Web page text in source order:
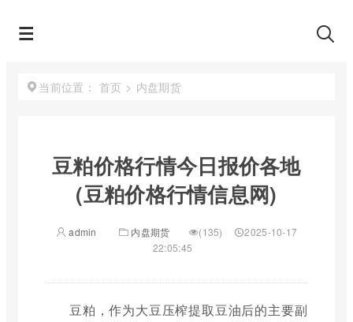
当前位置： 首页 > 内盘期货
豆粕价格行情今日报价各地
(豆粕价格行情信息网)
admin 内盘期货 (135)
2025-10-17
22:05:45
豆粕，作为大豆压榨提取豆油后的主要副